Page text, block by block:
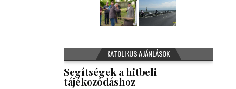
KATOLIKUS AJÁNLÁSOK
Segítségek a hitbeli
tájékozódáshoz